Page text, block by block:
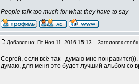
People talk too much for what they have to say
Добавлено: Пт Ноя 11, 2016 15:13 Заголовок
Сергей, если всё так - думаю мне
думаю, для меня это будет лучший альбом со